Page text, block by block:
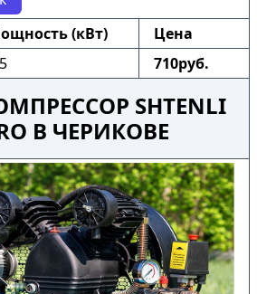
(кВт)
Цена
710руб.
SHTENLI
В ЧЕРИКОВЕ